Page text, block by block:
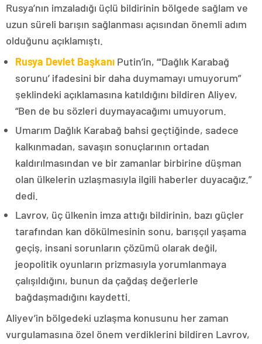
Rusya’nın imzaladığı üçlü bildirinin bölgede sağlam ve
uzun süreli barışın sağlanması açısından önemli adım
olduğunu açıklamıştı.
Rusya Devlet Başkanı Putin’in, “‘Dağlık Karabağ
sorunu’ ifadesini bir daha duymamayı umuyorum”
şeklindeki açıklamasına katıldığını bildiren Aliyev,
“Ben de bu sözleri duymayacağımı umuyorum.
Umarım Dağlık Karabağ bahsi geçtiğinde, sadece
kalkınmadan, savaşın sonuçlarının ortadan
kaldırılmasından ve bir zamanlar birbirine düşman
olan ülkelerin uzlaşmasıyla ilgili haberler duyacağız.”
dedi.
Lavrov, üç ülkenin imza attığı bildirinin, bazı güçler
tarafından kan dökülmesinin sonu, barışçıl yaşama
geçiş, insani sorunların çözümü olarak değil,
jeopolitik oyunların prizmasıyla yorumlanmaya
çalışıldığını, bunun da çağdaş değerlerle
bağdaşmadığını kaydetti.
Aliyev’in bölgedeki uzlaşma konusunu her zaman
vurgulamasına özel önem verdiklerini bildiren Lavrov,